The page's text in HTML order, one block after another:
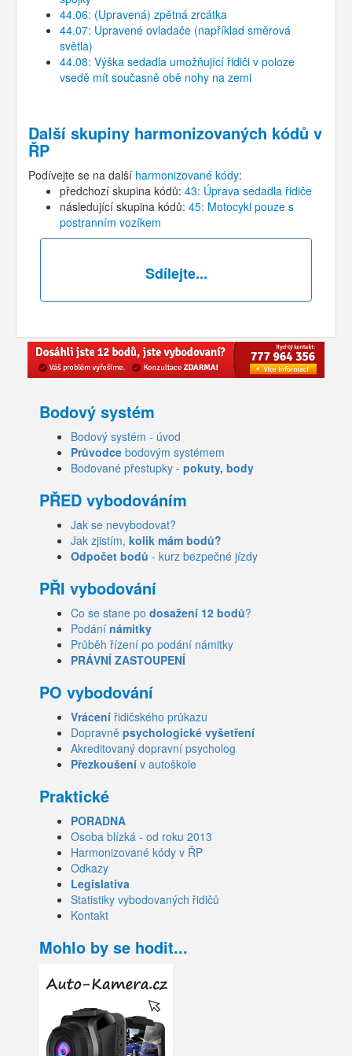
44.06: (Upravená) zpětná zrcátka
44.07: Upravené ovladače (například směrová
světla)
44.08: Výška sedadla umožňující řidiči v poloze
vsedě mít současně obě nohy na zemi
Další skupiny harmonizovaných kódů v
ŘP
Podívejte se na další harmonizované kódy:
předchozí skupina kódů: 43: Úprava sedadla řidiče
následující skupina kódů: 45: Motocykl pouze s
postranním vozíkem
Sdílejte...
Bodový systém
Bodový systém - úvod
Průvodce bodovým systémem
Bodované přestupky - pokuty, body
PŘED vybodováním
Jak se nevybodovat?
Jak zjistím, kolik mám bodů?
Odpočet bodů - kurz bezpečné jízdy
PŘI vybodování
Co se stane po dosažení 12 bodů?
Podání námitky
Průběh řízení po podání námitky
PRÁVNÍ ZASTOUPENÍ
PO vybodování
Vrácení řidičského průkazu
Dopravně psychologické vyšetření
Akreditovaný dopravní psycholog
Přezkoušení v autoškole
Praktické
PORADNA
Osoba blízká - od roku 2013
Harmonizované kódy v ŘP
Odkazy
Legislativa
Statistiky vybodovaných řidičů
Kontakt
Mohlo by se hodit...